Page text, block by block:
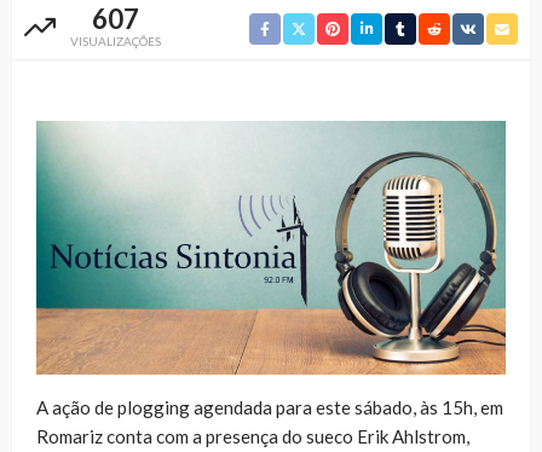
607
VISUALIZAÇÕES
A ação de plogging agendada para este sábado, às 15h, em
Romariz conta com a presença do sueco Erik Ahlstrom,